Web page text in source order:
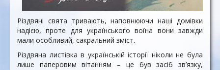
Різдвяні свята тривають, наповнюючи наші домівки
надією, проте для українського воїна вони завжди
мали особливий, сакральний зміст.
Різдвяна листівка в українській історії ніколи не була
лише паперовим вітанням – це був засіб зв’язку,